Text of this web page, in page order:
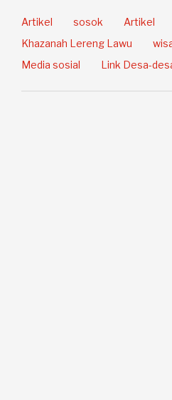
Artikel sosok
Artikel
Khazanah Lereng Lawu
Media sosial
Link Desa-